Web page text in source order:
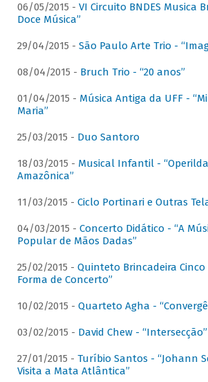
06/05/2015 - VI Circuito BNDES Musica
Doce Música”
29/04/2015 - São Paulo Arte Trio -
08/04/2015 - Bruch Trio - “20 anos”
01/04/2015 - Música Antiga da UFF -
Maria”
25/03/2015 - Duo Santoro
18/03/2015 - Musical Infantil -
Amazônica”
11/03/2015 - Ciclo Portinari e Outras
04/03/2015 - Concerto Didático - “A
Popular de Mãos Dadas”
25/02/2015 - Quinteto Brincadeira
Forma de Concerto”
10/02/2015 - Quarteto Agha -
03/02/2015 - David Chew - “Intersecção”
27/01/2015 - Turíbio Santos - “Johann
Visita a Mata Atlântica”